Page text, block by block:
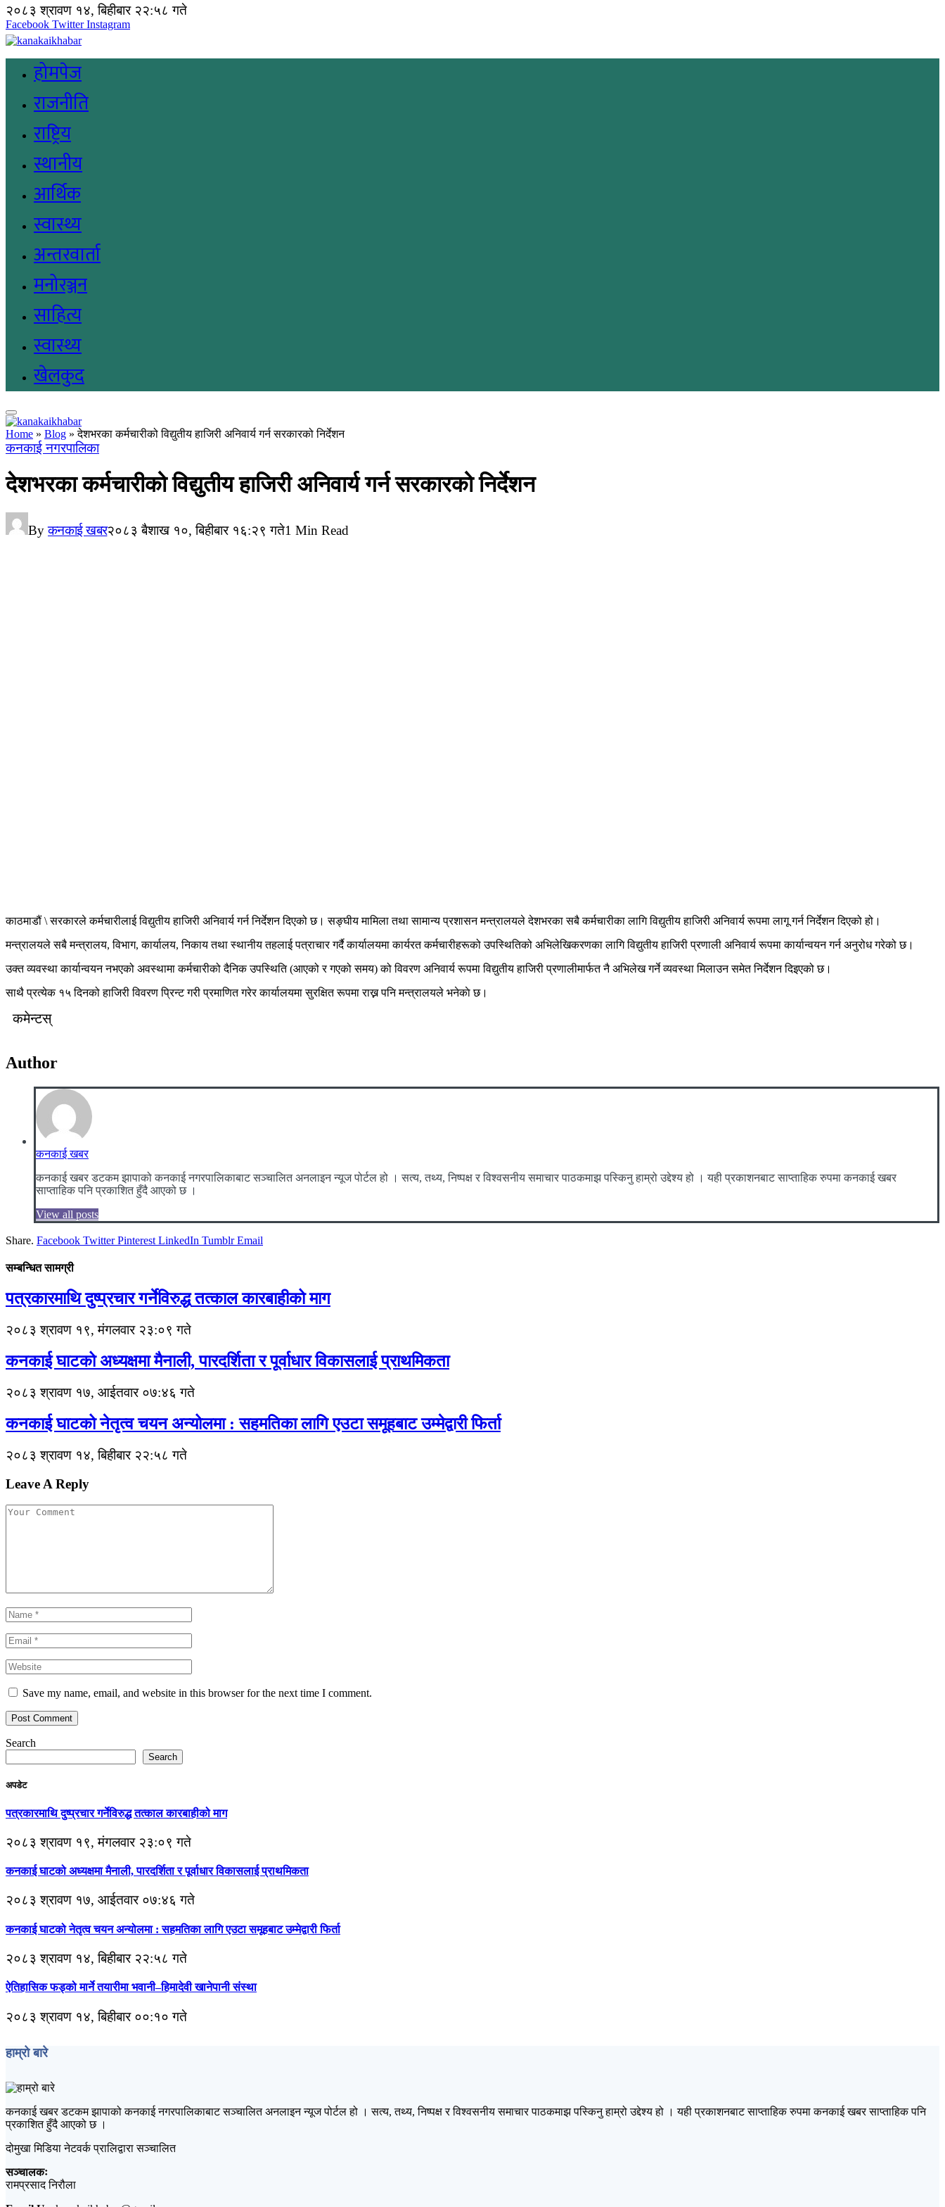
२०८३ श्रावण १४, बिहीबार २२:५८ गते
Facebook Twitter Instagram
होमपेज
राजनीति
राष्ट्रिय
स्थानीय
आर्थिक
स्वास्थ्य
अन्तरवार्ता
मनोरञ्जन
साहित्य
स्वास्थ्य
खेलकुद
Home » Blog »देशभरका कर्मचारीको विद्युतीय हाजिरी अनिवार्य गर्न सरकारको निर्देशन
कनकाई नगरपालिका
देशभरका कर्मचारीको विद्युतीय हाजिरी अनिवार्य गर्न सरकारको निर्देशन
By कनकाई खबर२०८३ बैशाख १०, बिहीबार १६:२९ गते1 Min Read
काठमाडौं \ सरकारले कर्मचारीलाई विद्युतीय हाजिरी अनिवार्य गर्न निर्देशन दिएको छ। सङ्घीय मामिला तथा सामान्य प्रशासन मन्त्रालयले देशभरका सबै कर्मचारीका लागि विद्युतीय हाजिरी अनिवार्य रूपमा लागू गर्न निर्देशन दिएको हो।
मन्त्रालयले सबै मन्त्रालय, विभाग, कार्यालय, निकाय तथा स्थानीय तहलाई पत्राचार गर्दै कार्यालयमा कार्यरत कर्मचारीहरूको उपस्थितिको अभिलेखिकरणका लागि विद्युतीय हाजिरी प्रणाली अनिवार्य रूपमा कार्यान्वयन गर्न अनुरोध गरेको छ।
उक्त व्यवस्था कार्यान्वयन नभएको अवस्थामा कर्मचारीको दैनिक उपस्थिति (आएको र गएको समय) को विवरण अनिवार्य रूपमा विद्युतीय हाजिरी प्रणालीमार्फत नै अभिलेख गर्ने व्यवस्था मिलाउन समेत निर्देशन दिइएको छ।
साथै प्रत्येक १५ दिनको हाजिरी विवरण प्रिन्ट गरी प्रमाणित गरेर कार्यालयमा सुरक्षित रूपमा राख्न पनि मन्त्रालयले भनेकाे छ।
कमेन्टस्
Author
कनकाई खबर
कनकाई खबर डटकम झापाको कनकाई नगरपालिकाबाट सञ्चालित अनलाइन न्यूज पोर्टल हो । सत्य, तथ्य, निष्पक्ष र विश्वसनीय समाचार पाठकमाझ पस्किनु हाम्रो उद्देश्य हो । यही प्रकाशनबाट साप्ताहिक रुपमा कनकाई खबर
साप्ताहिक पनि प्रकाशित हुँदै आएको छ ।
View all posts
Share. Facebook Twitter Pinterest LinkedIn Tumblr Email
सम्बन्धित सामग्री
पत्रकारमाथि दुष्प्रचार गर्नेविरुद्ध तत्काल कारबाहीको माग
२०८३ श्रावण १९, मंगलवार २३:०९ गते
कनकाई घाटको अध्यक्षमा मैनाली, पारदर्शिता र पूर्वाधार विकासलाई प्राथमिकता
२०८३ श्रावण १७, आईतवार ०७:४६ गते
कनकाई घाटको नेतृत्व चयन अन्योलमा : सहमतिका लागि एउटा समूहबाट उम्मेद्वारी फिर्ता
२०८३ श्रावण १४, बिहीबार २२:५८ गते
Leave A Reply
Save my name, email, and website in this browser for the next time I comment.
Search
Search
अपडेट
पत्रकारमाथि दुष्प्रचार गर्नेविरुद्ध तत्काल कारबाहीको माग
२०८३ श्रावण १९, मंगलवार २३:०९ गते
कनकाई घाटको अध्यक्षमा मैनाली, पारदर्शिता र पूर्वाधार विकासलाई प्राथमिकता
२०८३ श्रावण १७, आईतवार ०७:४६ गते
कनकाई घाटको नेतृत्व चयन अन्योलमा : सहमतिका लागि एउटा समूहबाट उम्मेद्वारी फिर्ता
२०८३ श्रावण १४, बिहीबार २२:५८ गते
ऐतिहासिक फड्को मार्ने तयारीमा भवानी–हिमादेवी खानेपानी संस्था
२०८३ श्रावण १४, बिहीबार ००:१० गते
हाम्रो बारे
कनकाई खबर डटकम झापाको कनकाई नगरपालिकाबाट सञ्चालित अनलाइन न्यूज पोर्टल हो । सत्य, तथ्य, निष्पक्ष र विश्वसनीय समाचार पाठकमाझ पस्किनु हाम्रो उद्देश्य हो । यही प्रकाशनबाट साप्ताहिक रुपमा कनकाई खबर साप्ताहिक पनि
प्रकाशित हुँदै आएको छ ।
दोमुखा मिडिया नेटवर्क प्रालिद्वारा सञ्चालित
सञ्चालकः
रामप्रसाद निरौला